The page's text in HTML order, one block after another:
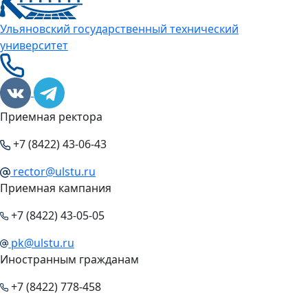
Ульяновский государственный технический
университет
Приемная ректора
+7 (8422) 43-06-43
rector@ulstu.ru
Приемная кампания
+7 (8422) 43-05-05
pk@ulstu.ru
Иностранным гражданам
+7 (8422) 778-458